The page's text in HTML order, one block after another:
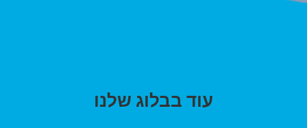
עוד בבלוג שלנו